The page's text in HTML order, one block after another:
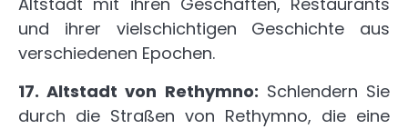
und ihrer vielschichtigen Geschichte aus
verschiedenen Epochen.
17. Altstadt von Rethymno: Schlendern Sie
durch die Straßen von Rethymno, die eine